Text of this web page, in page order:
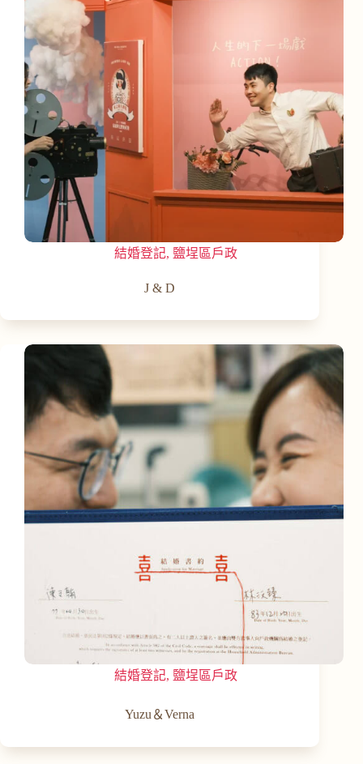
結婚登記, 鹽埕區戶政
J & D
結婚登記, 鹽埕區戶政
Yuzu＆Verna